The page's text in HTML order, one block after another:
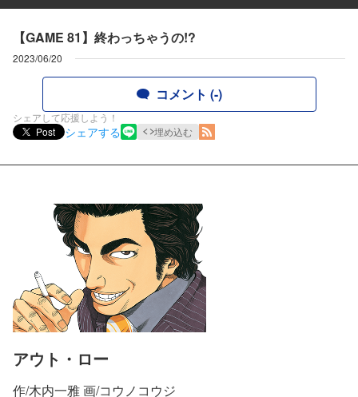
【GAME 81】終わっちゃうの!?
2023/06/20
コメント (-)
シェアして応援しよう！
Post
シェアする 埋め込む
アウト・ロー
作/木内一雅 画/コウノコウジ